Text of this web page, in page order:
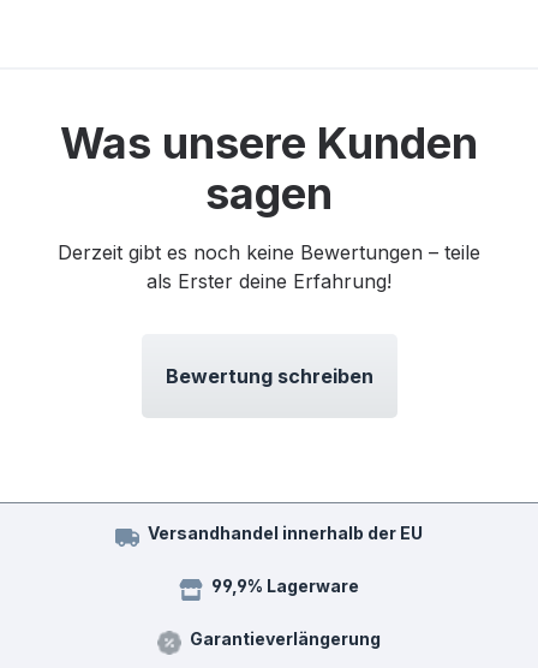
Was unsere Kunden
sagen
Derzeit gibt es noch keine Bewertungen – teile
als Erster deine Erfahrung!
Bewertung schreiben
Versandhandel innerhalb der EU
99,9% Lagerware
Garantieverlängerung